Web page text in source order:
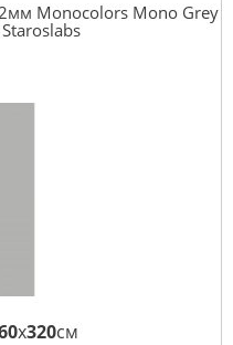
Monocolors Mono Grey
x320см